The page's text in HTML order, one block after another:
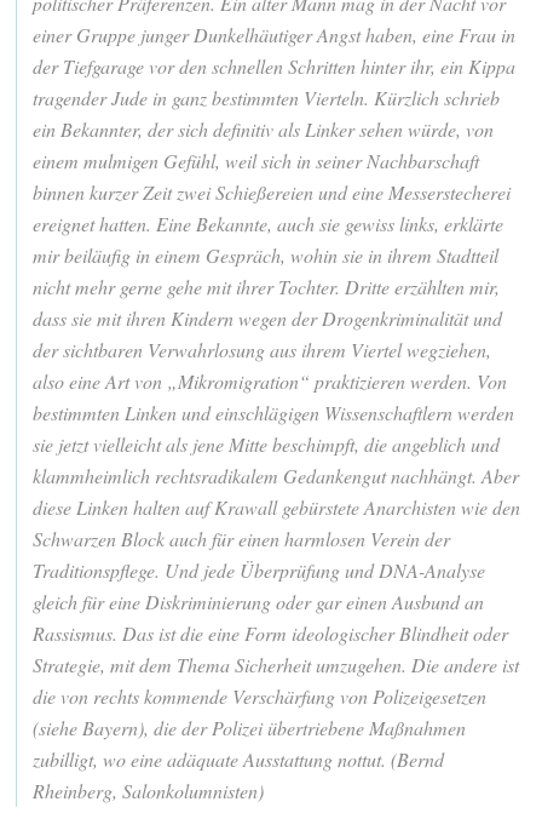
einer Gruppe junger Dunkelhäutiger Angst haben, eine Frau in
der Tiefgarage vor den schnellen Schritten hinter ihr, ein Kippa
tragender Jude in ganz bestimmten Vierteln. Kürzlich schrieb
ein Bekannter, der sich definitiv als Linker sehen würde, von
einem mulmigen Gefühl, weil sich in seiner Nachbarschaft
binnen kurzer Zeit zwei Schießereien und eine Messerstecherei
ereignet hatten. Eine Bekannte, auch sie gewiss links, erklärte
mir beiläufig in einem Gespräch, wohin sie in ihrem Stadtteil
nicht mehr gerne gehe mit ihrer Tochter. Dritte erzählten mir,
dass sie mit ihren Kindern wegen der Drogenkriminalität und
der sichtbaren Verwahrlosung aus ihrem Viertel wegziehen,
also eine Art von „Mikromigration“ praktizieren werden. Von
bestimmten Linken und einschlägigen Wissenschaftlern werden
sie jetzt vielleicht als jene Mitte beschimpft, die angeblich und
klammheimlich rechtsradikalem Gedankengut nachhängt. Aber
diese Linken halten auf Krawall gebürstete Anarchisten wie den
Schwarzen Block auch für einen harmlosen Verein der
Traditionspflege. Und jede Überprüfung und DNA-Analyse
gleich für eine Diskriminierung oder gar einen Ausbund an
Rassismus. Das ist die eine Form ideologischer Blindheit oder
Strategie, mit dem Thema Sicherheit umzugehen. Die andere ist
die von rechts kommende Verschärfung von Polizeigesetzen
(siehe Bayern), die der Polizei übertriebene Maßnahmen
zubilligt, wo eine adäquate Ausstattung nottut. (Bernd
Rheinberg, Salonkolumnisten)